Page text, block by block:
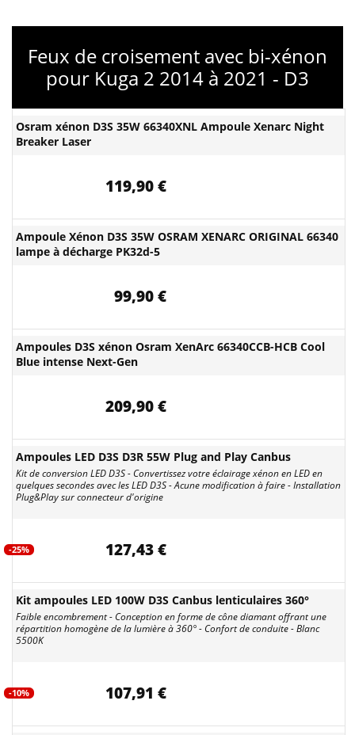
Feux de croisement avec bi-xénon
pour Kuga 2 2014 à 2021 - D3
Osram xénon D3S 35W 66340XNL Ampoule Xenarc Night
Breaker Laser
119,90 €
Ampoule Xénon D3S 35W OSRAM XENARC ORIGINAL 66340
lampe à décharge PK32d-5
99,90 €
Ampoules D3S xénon Osram XenArc 66340CCB-HCB Cool
Blue intense Next-Gen
209,90 €
Ampoules LED D3S D3R 55W Plug and Play Canbus
Kit de conversion LED D3S - Convertissez votre éclairage xénon en LED en
quelques secondes avec les LED D3S - Acune modification à faire - Installation
Plug&Play sur connecteur d'origine
-25% 127,43 €
Kit ampoules LED 100W D3S Canbus lenticulaires 360°
Faible encombrement - Conception en forme de cône diamant offrant une
répartition homogène de la lumière à 360° - Confort de conduite - Blanc
5500K
-10% 107,91 €